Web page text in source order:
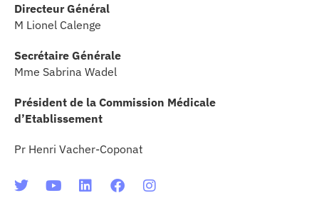
Directeur Général
M Lionel Calenge
Secrétaire Générale
Mme Sabrina Wadel
Président de la Commission Médicale
d’Etablissement
Pr Henri Vacher-Coponat